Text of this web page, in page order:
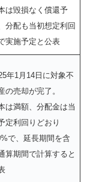
は毀損なく償還予
分配も当初想定利回
実施予定と公表
年1月14日に対象不
の売却が完了。
は満額、分配金は当
定利回りどおり
で、延長期間を含
算期間で計算すると